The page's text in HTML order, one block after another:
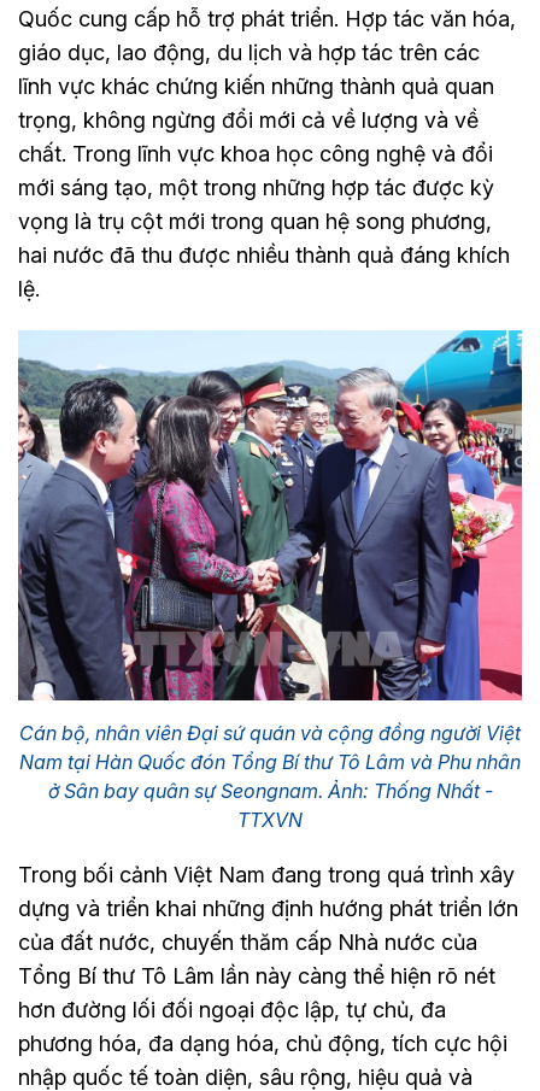
Quốc cung cấp hỗ trợ phát triển. Hợp tác văn hóa,
giáo dục, lao động, du lịch và hợp tác trên các
lĩnh vực khác chứng kiến những thành quả quan
trọng, không ngừng đổi mới cả về lượng và về
chất. Trong lĩnh vực khoa học công nghệ và đổi
mới sáng tạo, một trong những hợp tác được kỳ
vọng là trụ cột mới trong quan hệ song phương,
hai nước đã thu được nhiều thành quả đáng khích
lệ.
Cán bộ, nhân viên Đại sứ quán và cộng đồng người Việt
Nam tại Hàn Quốc đón Tổng Bí thư Tô Lâm và Phu nhân
ở Sân bay quân sự Seongnam. Ảnh: Thống Nhất -
TTXVN
Trong bối cảnh Việt Nam đang trong quá trình xây
dựng và triển khai những định hướng phát triển lớn
của đất nước, chuyến thăm cấp Nhà nước của
Tổng Bí thư Tô Lâm lần này càng thể hiện rõ nét
hơn đường lối đối ngoại độc lập, tự chủ, đa
phương hóa, đa dạng hóa, chủ động, tích cực hội
nhập quốc tế toàn diện, sâu rộng, hiệu quả và